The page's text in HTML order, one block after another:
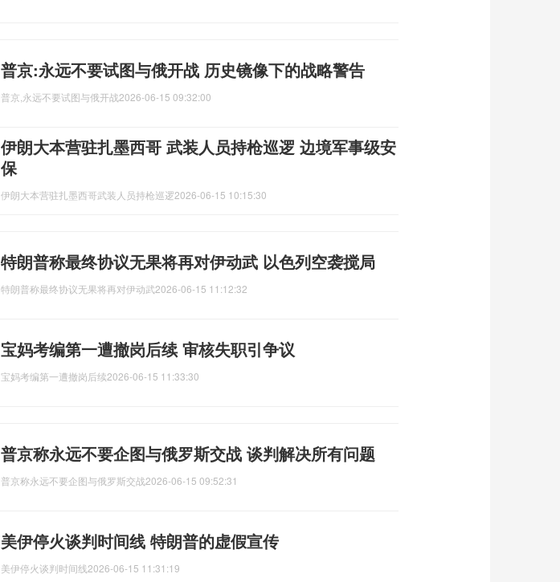
普京:永远不要试图与俄开战 历史镜像下的战略警告
普京,永远不要试图与俄开战2026-06-15 09:32:00
伊朗大本营驻扎墨西哥 武装人员持枪巡逻 边境军事级安
保
伊朗大本营驻扎墨西哥武装人员持枪巡逻2026-06-15 10:15:30
特朗普称最终协议无果将再对伊动武 以色列空袭搅局
特朗普称最终协议无果将再对伊动武2026-06-15 11:12:32
宝妈考编第一遭撤岗后续 审核失职引争议
宝妈考编第一遭撤岗后续2026-06-15 11:33:30
普京称永远不要企图与俄罗斯交战 谈判解决所有问题
普京称永远不要企图与俄罗斯交战2026-06-15 09:52:31
美伊停火谈判时间线 特朗普的虚假宣传
美伊停火谈判时间线2026-06-15 11:31:19